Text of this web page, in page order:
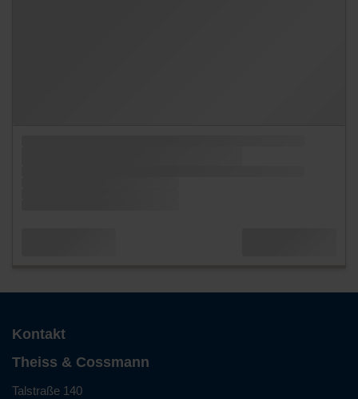
Kontakt
Theiss & Cossmann
Talstraße 140